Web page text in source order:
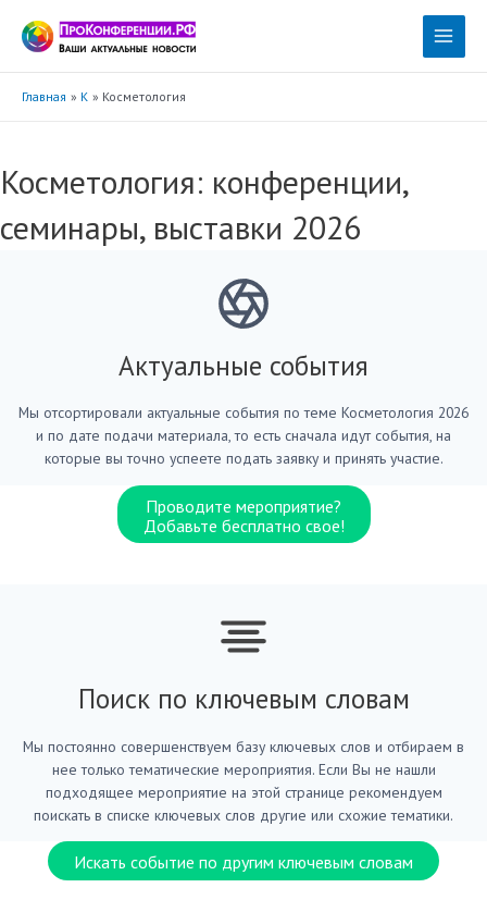
содержимому
Main
Главная К Косметология
Косметология: конференции,
семинары, выставки 2026
Актуальные события
Мы отсортировали актуальные события по теме Косметология 2026
и по дате подачи материала, то есть сначала идут события, на
которые вы точно успеете подать заявку и принять участие.
Проводите мероприятие?
Добавьте бесплатно свое!
Поиск по ключевым словам
Мы постоянно совершенствуем базу ключевых слов и отбираем в
нее только тематические мероприятия. Если Вы не нашли
подходящее мероприятие на этой странице рекомендуем
поискать в списке ключевых слов другие или схожие тематики.
Искать событие по другим ключевым словам